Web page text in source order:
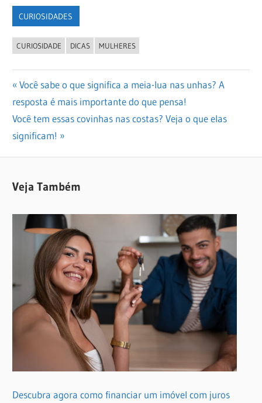
CURIOSIDADES
CURIOSIDADE DICAS MULHERES
Navegação
de
Post
Previous
Post:
Você sabe o que significa a meia-lua nas unhas? A
resposta é mais importante do que pensa!
Next
Post:
Você tem essas covinhas nas costas? Veja o que elas
significam!
Veja Também
Descubra agora como financiar um imóvel com juros